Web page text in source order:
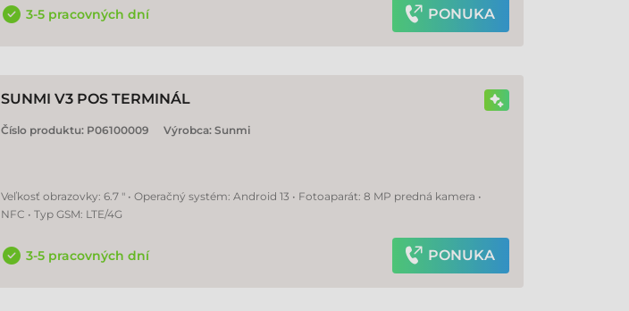
3-5 pracovných dní PONUKA
SUNMI V3 POS TERMINÁL
Číslo produktu: P06100009 Výrobca: Sunmi
Veľkosť obrazovky: 6.7 " • Operačný systém: Android 13 • Fotoaparát: 8 MP predná kamera •
NFC • Typ GSM: LTE/4G
3-5 pracovných dní PONUKA